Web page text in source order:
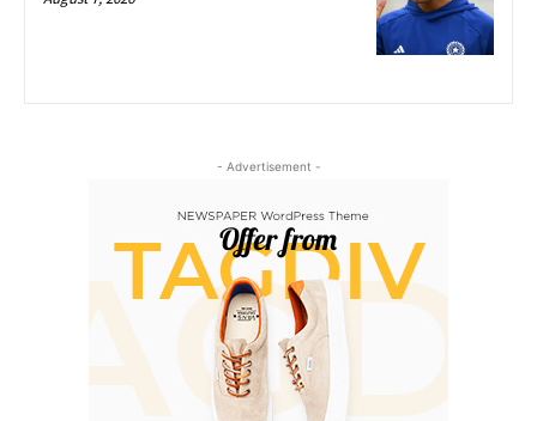
- Advertisement -